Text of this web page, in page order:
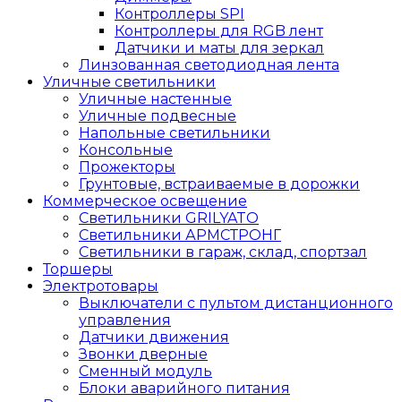
Контроллеры SPI
Контроллеры для RGB лент
Датчики и маты для зеркал
Линзованная светодиодная лента
Уличные светильники
Уличные настенные
Уличные подвесные
Напольные светильники
Консольные
Прожекторы
Грунтовые, встраиваемые в дорожки
Коммерческое освещение
Светильники GRILYATO
Светильники АРМСТРОНГ
Светильники в гараж, склад, спортзал
Торшеры
Электротовары
Выключатели с пультом дистанционного
управления
Датчики движения
Звонки дверные
Сменный модуль
Блоки аварийного питания